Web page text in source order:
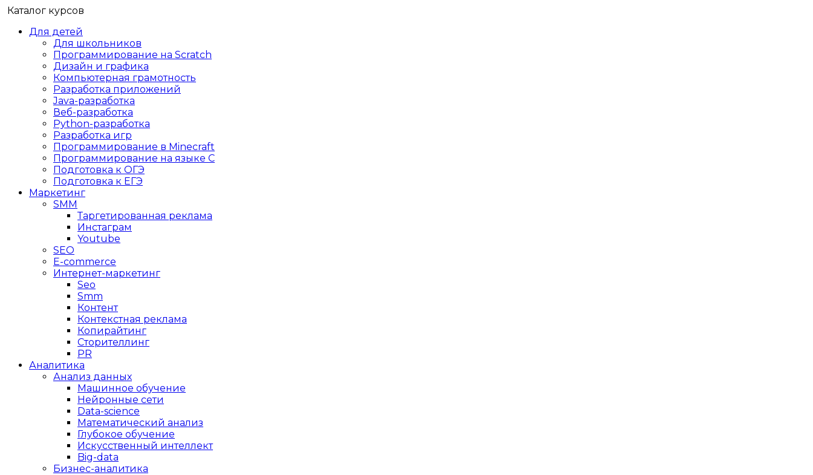
Каталог курсов
Для детей
Для школьников
Программирование на Scratch
Дизайн и графика
Компьютерная грамотность
Разработка приложений
Java-разработка
Веб-разработка
Python-разработка
Разработка игр
Программирование в Minecraft
Программирование на языке C
Подготовка к ОГЭ
Подготовка к ЕГЭ
Маркетинг
SMM
Таргетированная реклама
Инстаграм
Youtube
SEO
E-сommerce
Интернет-маркетинг
Seo
Smm
Контент
Контекстная реклама
Копирайтинг
Сторителлинг
PR
Аналитика
Анализ данных
Машинное обучение
Нейронные сети
Data-science
Математический анализ
Глубокое обучение
Искусственный интеллект
Big-data
Бизнес-аналитика